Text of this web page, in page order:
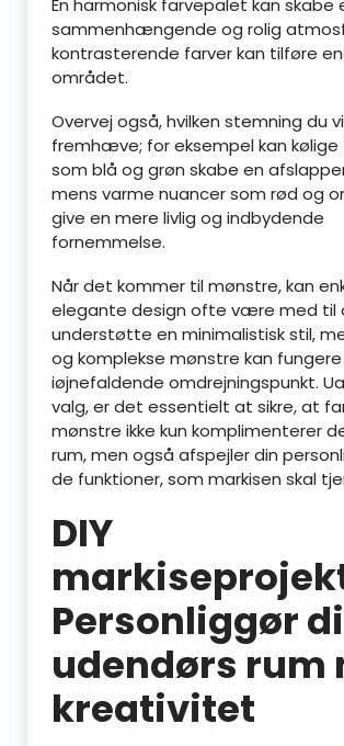
En harmonisk farvepalet kan skabe
sammenhængende og rolig
kontrasterende farver kan tilføre
området.
Overvej også, hvilken stemning du
fremhæve; for eksempel kan
som blå og grøn skabe en
mens varme nuancer som rød og
give en mere livlig og indbydende
fornemmelse.
Når det kommer til mønstre, kan
elegante design ofte være med til
understøtte en minimalistisk stil,
og komplekse mønstre kan
iøjnefaldende omdrejningspunkt.
valg, er det essentielt at sikre, at
mønstre ikke kun komplimenterer
rum, men også afspejler din
de funktioner, som markisen skal
DIY
Personliggør
udendørs rum
kreativitet